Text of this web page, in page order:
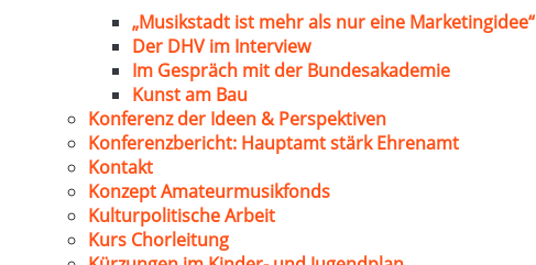
„Musikstadt ist mehr als nur eine Marketingidee“
Der DHV im Interview
Im Gespräch mit der Bundesakademie
Kunst am Bau
Konferenz der Ideen & Perspektiven
Konferenzbericht: Hauptamt stärk Ehrenamt
Kontakt
Konzept Amateurmusikfonds
Kulturpolitische Arbeit
Kurs Chorleitung